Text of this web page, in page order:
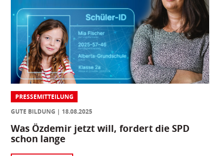
PRESSEMITTEILUNG
GUTE BILDUNG
18.08.2025
Was Özdemir jetzt will, fordert die SPD
schon lange